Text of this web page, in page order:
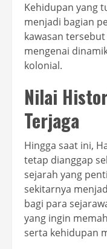
Kehidupan yang
menjadi bagian
kawasan
mengenai
kolonial.
Nilai
Terjaga
Hingga saat ini,
tetap dianggap
sejarah yang
sekitarnya
bagi para
yang ingin
serta kehidupan